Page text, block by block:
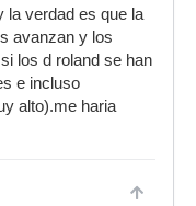
la verdad es que la
avanzan y los
los d roland se han
e incluso
alto).me haria